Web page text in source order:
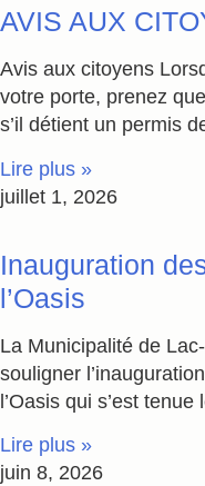
AVIS AUX
Avis aux citoyens
votre porte, prenez
s’il détient un permis
Lire plus »
juillet 1, 2026
Inauguration
l’Oasis
La Municipalité de
souligner
l’Oasis qui s’est
Lire plus »
juin 8, 2026